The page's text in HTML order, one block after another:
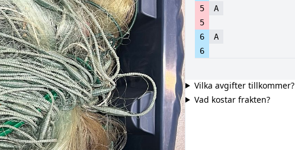
5 A
5
6 A
6
Vilka avgifter tillkommer?
Vad kostar frakten?